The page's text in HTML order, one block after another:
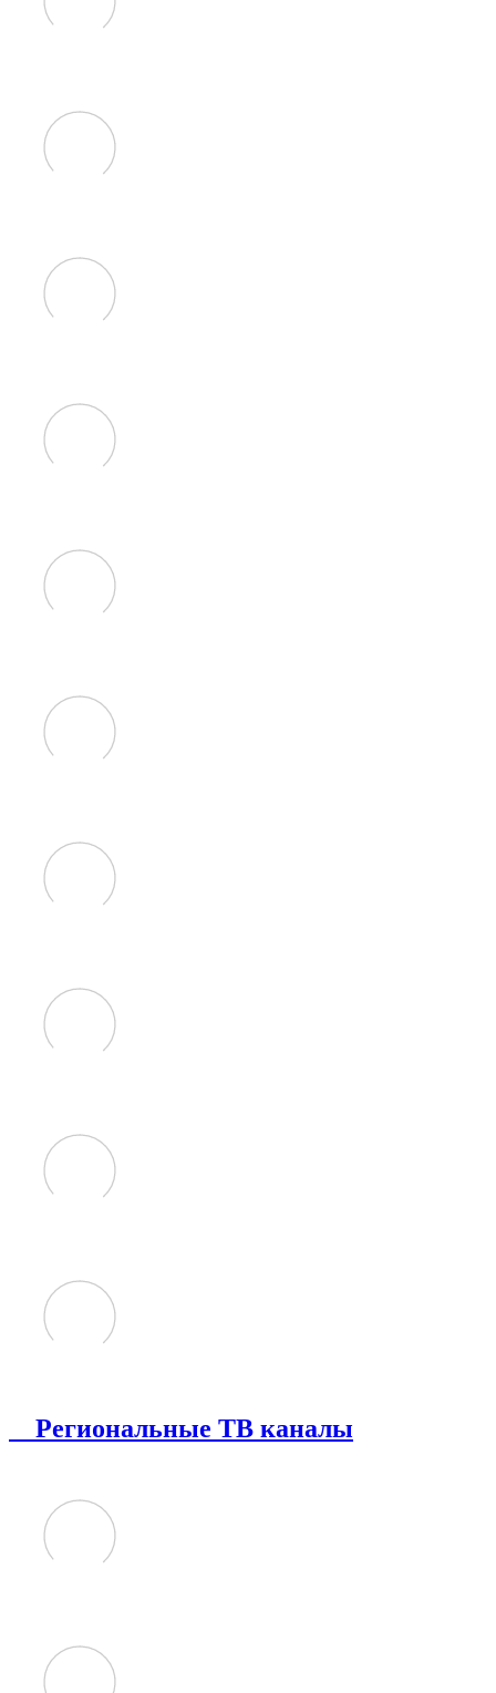
Региональные ТВ каналы